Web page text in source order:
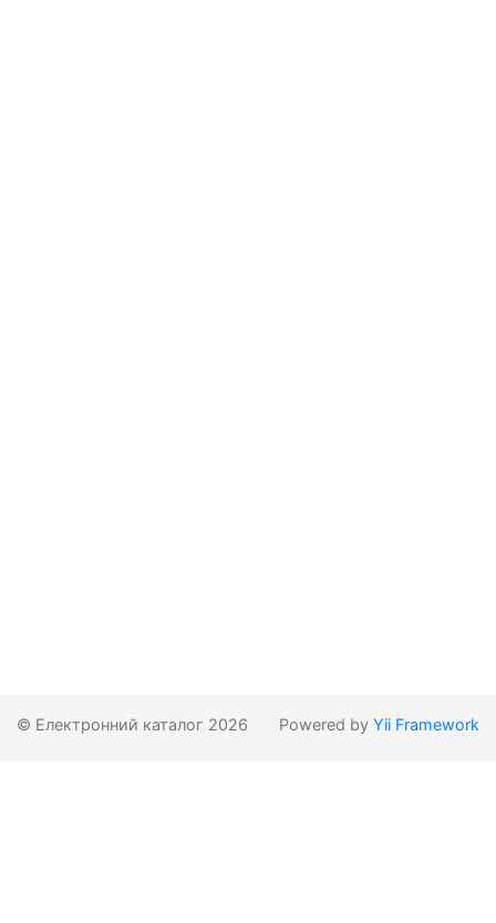
© Електронний каталог 2026 Powered by Yii Framework